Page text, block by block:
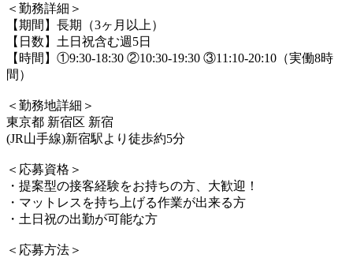
＜勤務詳細＞
【期間】長期（3ヶ月以上）
【日数】土日祝含む週5日
【時間】①9:30-18:30 ②10:30-19:30 ③11:10-20:10（実働8時
間）
＜勤務地詳細＞
東京都 新宿区 新宿
(JR山手線)新宿駅より徒歩約5分
＜応募資格＞
・提案型の接客経験をお持ちの方、大歓迎！
・マットレスを持ち上げる作業が出来る方
・土日祝の出勤が可能な方
＜応募方法＞